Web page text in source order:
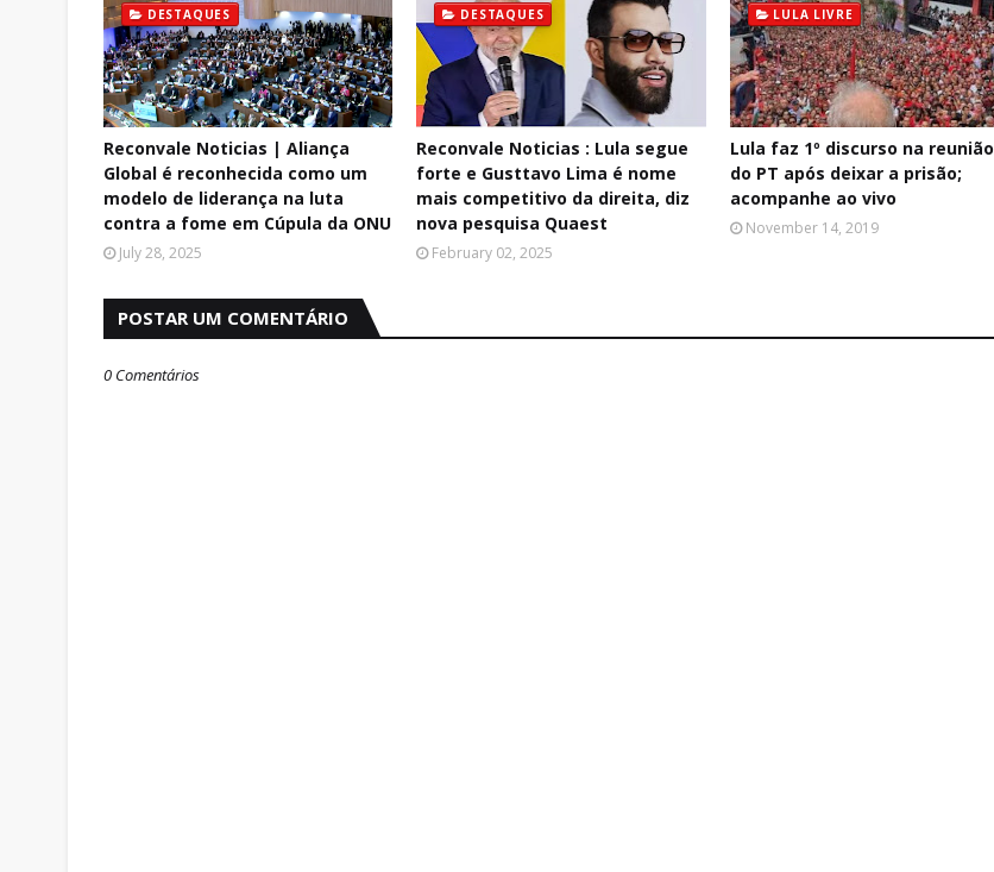
DESTAQUES
Reconvale Noticias | Aliança
Global é reconhecida como um
modelo de liderança na luta
contra a fome em Cúpula da ONU
July 28, 2025
DESTAQUES
Reconvale Noticias : Lula segue
forte e Gusttavo Lima é nome
mais competitivo da direita, diz
nova pesquisa Quaest
February 02, 2025
LULA LIVRE
Lula faz 1º discurso na reunião
do PT após deixar a prisão;
acompanhe ao vivo
November 14, 2019
POSTAR UM COMENTÁRIO
0 Comentários